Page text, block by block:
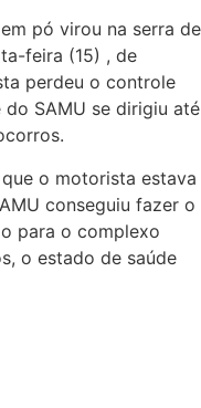
pó virou na serra de
feira (15) , de
perdeu o controle
SAMU se dirigiu até
o motorista estava
conseguiu fazer o
para o complexo
o estado de saúde